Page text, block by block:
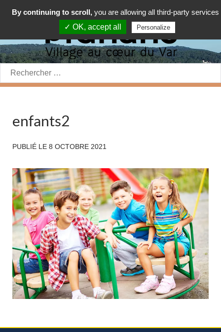
Rechercher:
enfants2
PUBLIÉ LE 8 OCTOBRE 2021
By continuing to scroll, you are allowing all third-party services
✓ OK, accept all
Personalize